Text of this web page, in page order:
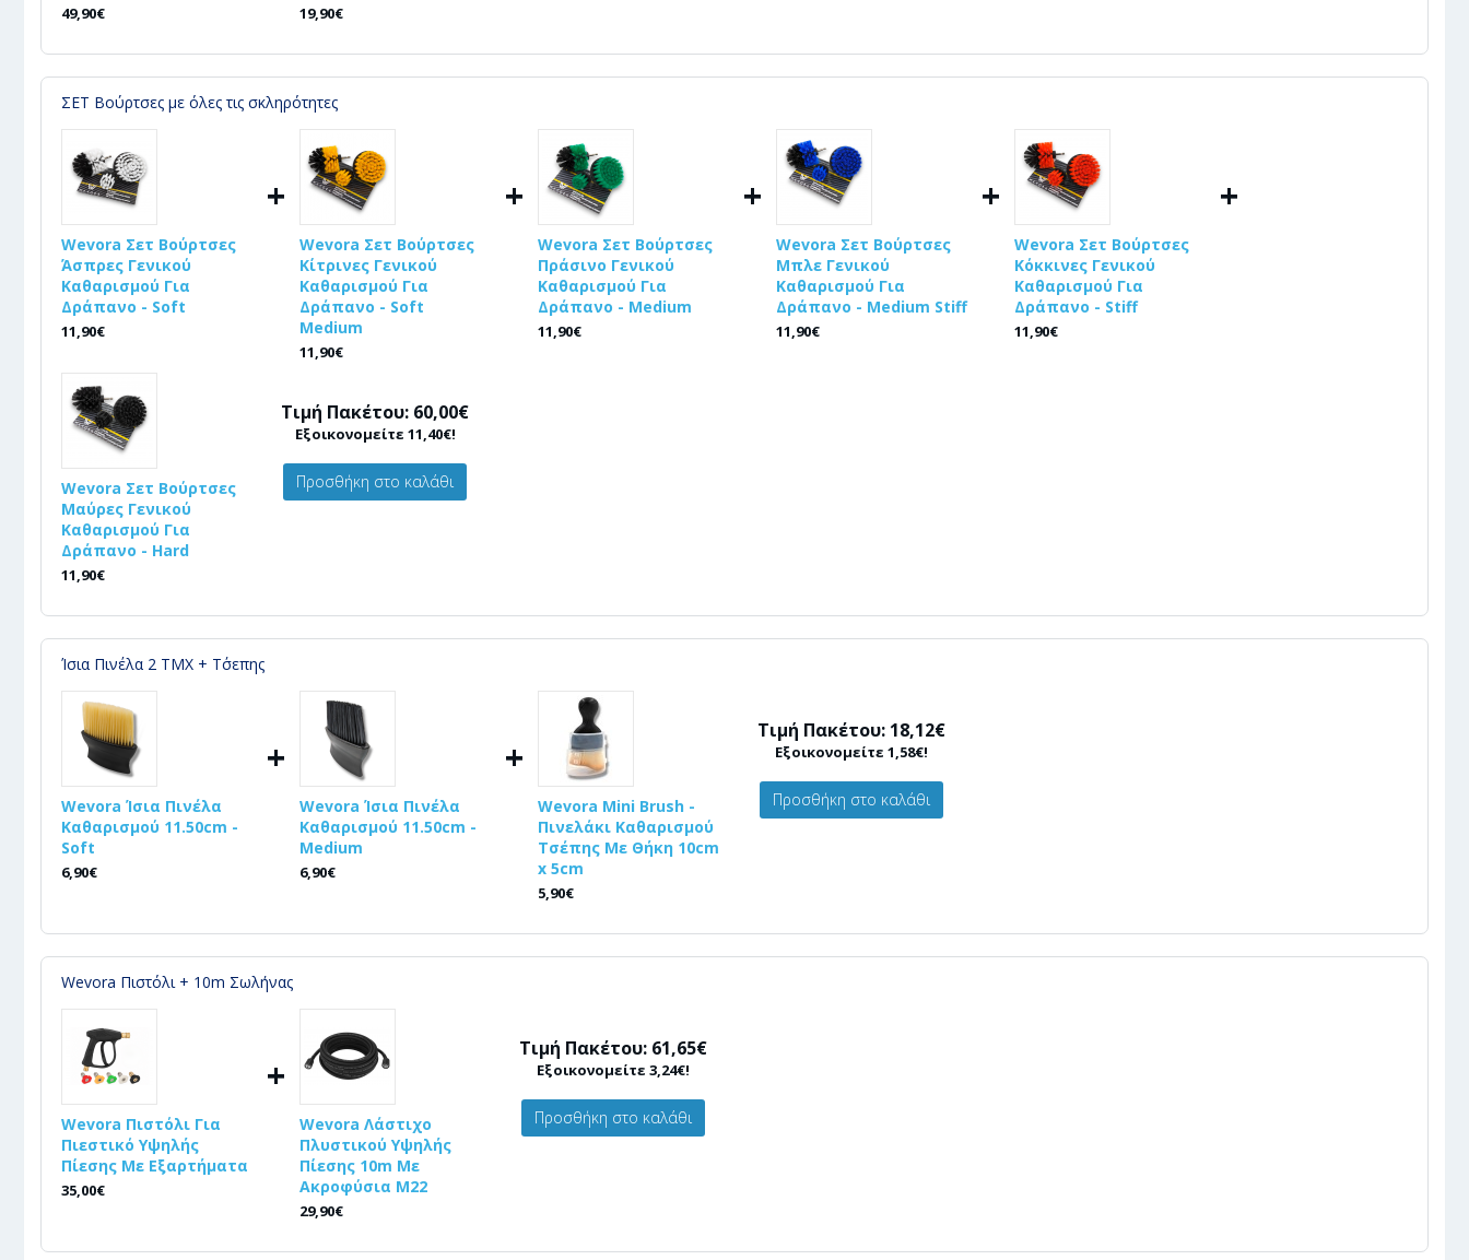
49,90€ 19,90€
ΣΕΤ Βούρτσες με όλες τις σκληρότητες
Wevora Σετ Βούρτσες
Άσπρες Γενικού
Καθαρισμού Για
Δράπανο - Soft
11,90€
+
Wevora Σετ Βούρτσες
Κίτρινες Γενικού
Καθαρισμού Για
Δράπανο - Soft
Medium
11,90€
+
Wevora Σετ Βούρτσες
Πράσινο Γενικού
Καθαρισμού Για
Δράπανο - Medium
11,90€
+
Wevora Σετ Βούρτσες
Μπλε Γενικού
Καθαρισμού Για
Δράπανο - Medium Stiff
11,90€
+
Wevora Σετ Βούρτσες
Κόκκινες Γενικού
Καθαρισμού Για
Δράπανο - Stiff
11,90€
+
Wevora Σετ Βούρτσες
Μαύρες Γενικού
Καθαρισμού Για
Δράπανο - Hard
11,90€
Τιμή Πακέτου: 60,00€
Εξοικονομείτε 11,40€!
Προσθήκη στο καλάθι
Ίσια Πινέλα 2 ΤΜΧ + Τ΄σεπης
Wevora Ίσια Πινέλα
Καθαρισμού 11.50cm -
Soft
6,90€
+
Wevora Ίσια Πινέλα
Καθαρισμού 11.50cm -
Medium
6,90€
+
Wevora Mini Brush -
Πινελάκι Καθαρισμού
Τσέπης Με Θήκη 10cm
x 5cm
5,90€
Τιμή Πακέτου: 18,12€
Εξοικονομείτε 1,58€!
Προσθήκη στο καλάθι
Wevora Πιστόλι + 10m Σωλήνας
Wevora Πιστόλι Για
Πιεστικό Υψηλής
Πίεσης Με Εξαρτήματα
35,00€
+
Wevora Λάστιχο
Πλυστικού Υψηλής
Πίεσης 10m Με
Ακροφύσια Μ22
29,90€
Τιμή Πακέτου: 61,65€
Εξοικονομείτε 3,24€!
Προσθήκη στο καλάθι